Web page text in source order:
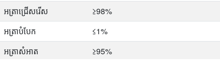
អត្រាជ្រើសរើស
≥98%
អត្រាបំបែក
≤1%
អត្រាសំអាត
≥95%